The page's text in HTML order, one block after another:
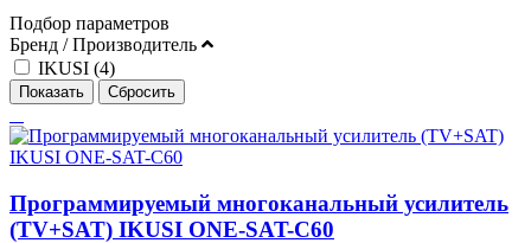
Подбор параметров
Бренд / Производитель
IKUSI (4)
Программируемый многоканальный усилитель
(TV+SAT) IKUSI ONE-SAT-С60